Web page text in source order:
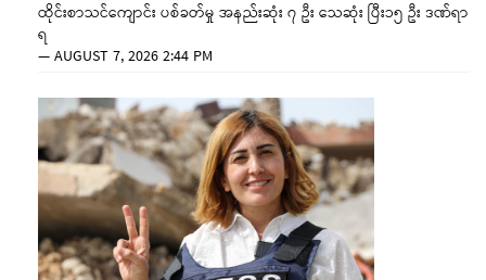
ထိုင်းစာသင်ကျောင်း ပစ်ခတ်မှု အနည်းဆုံး ၇ ဦး သေဆုံး ပြီး၁၅ ဦး ဒဏ်ရာ
ရ
—AUGUST 7, 2026 2:44 PM